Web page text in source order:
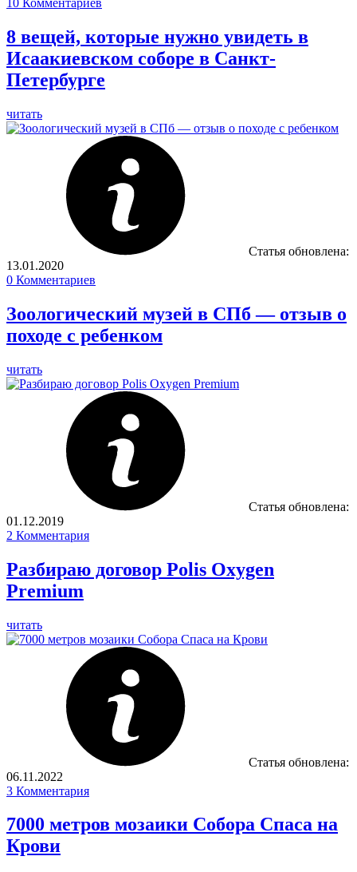
10 Комментариев
8 вещей, которые нужно увидеть в
Исаакиевском соборе в Санкт-
Петербурге
читать
Статья обновлена:
13.01.2020
0 Комментариев
Зоологический музей в СПб — отзыв о
походе с ребенком
читать
Статья обновлена:
01.12.2019
2 Комментария
Разбираю договор Polis Oxygen
Premium
читать
Статья обновлена:
06.11.2022
3 Комментария
7000 метров мозаики Собора Спаса на
Крови